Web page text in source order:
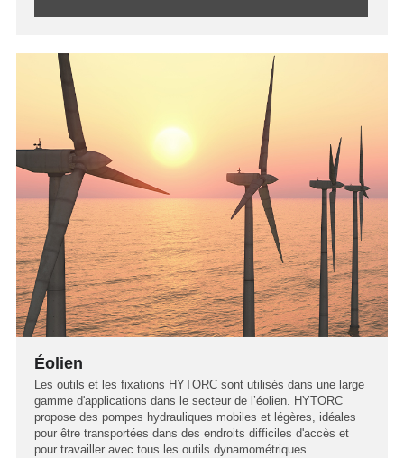
Éolien
Les outils et les fixations HYTORC sont utilisés dans une large
gamme d'applications dans le secteur de l’éolien. HYTORC
propose des pompes hydrauliques mobiles et légères, idéales
pour être transportées dans des endroits difficiles d'accès et
pour travailler avec tous les outils dynamométriques